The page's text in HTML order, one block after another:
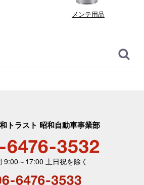
メンテ用品
トラスト 昭和自動車事業部
06-6476-3532
9:00～17:00 土日祝を除く